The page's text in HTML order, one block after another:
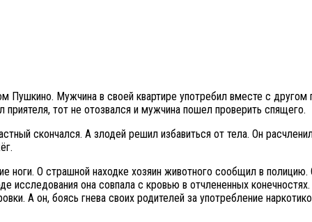
Мужчина в своей квартире употребил вместе с другом
приятеля, тот не отозвался и мужчина пошел проверить спящего.
скончался. А злодей решил избавиться от тела. Он
О страшной находке хозяин животного сообщил в полицию.
она совпала с кровью в отчлененных
А он, боясь гнева своих родителей за употребление